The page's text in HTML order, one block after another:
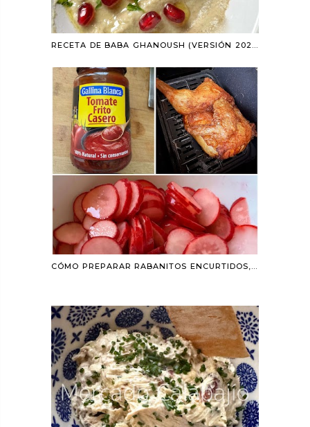
RECETA DE BABA GHANOUSH (VERSIÓN 2025)
CÓMO PREPARAR RABANITOS ENCURTIDOS, POLLO ASADO MÁS JUGOSO (AIRFRYER) Y EL MEJOR TOMATE FRITO CASERO SEGÚN LA OCU